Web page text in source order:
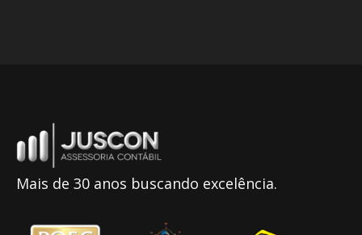
Mais de 30 anos buscando excelência.